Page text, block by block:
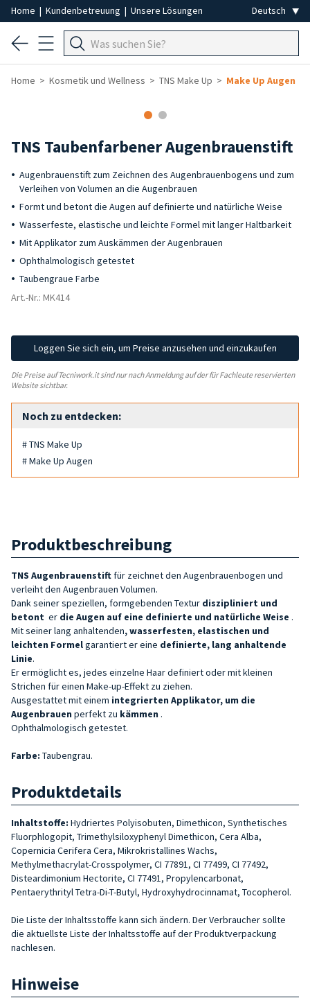
Home | Kundenbetreuung | Unsere Lösungen
Home Kosmetik und Wellness TNS Make Up Make Up Augen
TNS Taubenfarbener Augenbrauenstift
Augenbrauenstift zum Zeichnen des Augenbrauenbogens und zum
Verleihen von Volumen an die Augenbrauen
Formt und betont die Augen auf definierte und natürliche Weise
Wasserfeste, elastische und leichte Formel mit langer Haltbarkeit
Mit Applikator zum Auskämmen der Augenbrauen
Ophthalmologisch getestet
Taubengraue Farbe
Art.-Nr.: MK414
Loggen Sie sich ein, um Preise anzusehen und einzukaufen
Die Preise auf Tecniwork.it sind nur nach Anmeldung auf der für Fachleute reservierten
Website sichtbar.
Noch zu entdecken:
# TNS Make Up
# Make Up Augen
Produktbeschreibung
TNS Augenbrauenstift für zeichnet den Augenbrauenbogen und
verleiht den Augenbrauen Volumen.
Dank seiner speziellen, formgebenden Textur diszipliniert und
betont er die Augen auf eine definierte und natürliche Weise .
Mit seiner lang anhaltenden, wasserfesten, elastischen und
leichten Formelgarantiert er eine definierte, lang anhaltende
Linie.
Er ermöglicht es, jedes einzelne Haar definiert oder mit kleinen
Strichen für einen Make-up-Effekt zu ziehen.
Ausgestattet mit einem integrierten Applikator, um die
Augenbrauen perfekt zu kämmen .
Ophthalmologisch getestet.
Farbe: Taubengrau.
Produktdetails
Inhaltstoffe: Hydriertes Polyisobuten, Dimethicon, Synthetisches
Fluorphlogopit, Trimethylsiloxyphenyl Dimethicon, Cera Alba,
Copernicia Cerifera Cera, Mikrokristallines Wachs,
Methylmethacrylat-Crosspolymer, CI 77891, CI 77499, CI 77492,
Disteardimonium Hectorite, CI 77491, Propylencarbonat,
Pentaerythrityl Tetra-Di-T-Butyl, Hydroxyhydrocinnamat, Tocopherol.
Die Liste der Inhaltsstoffe kann sich ändern. Der Verbraucher sollte
die aktuellste Liste der Inhaltsstoffe auf der Produktverpackung
nachlesen.
Hinweise